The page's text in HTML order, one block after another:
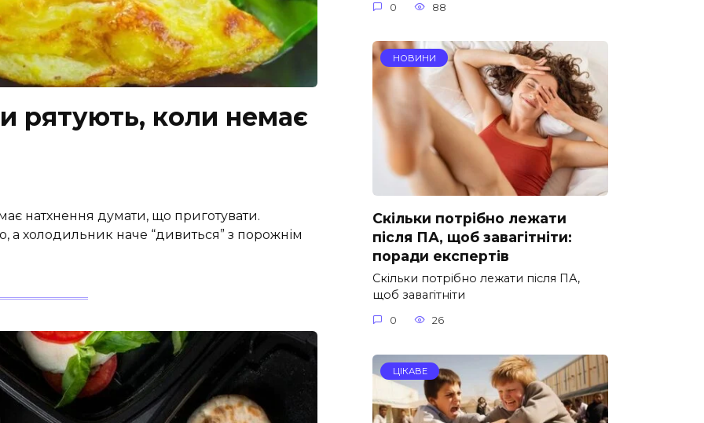
рятують, коли немає
натхнення думати, що приготувати.
холодильник наче “дивиться” з порожнім
0 88
НОВИНИ
Скільки потрібно лежати
після ПА, щоб завагітніти:
поради експертів
Скільки потрібно лежати після ПА,
щоб завагітніти
0 26
ЦІКАВЕ